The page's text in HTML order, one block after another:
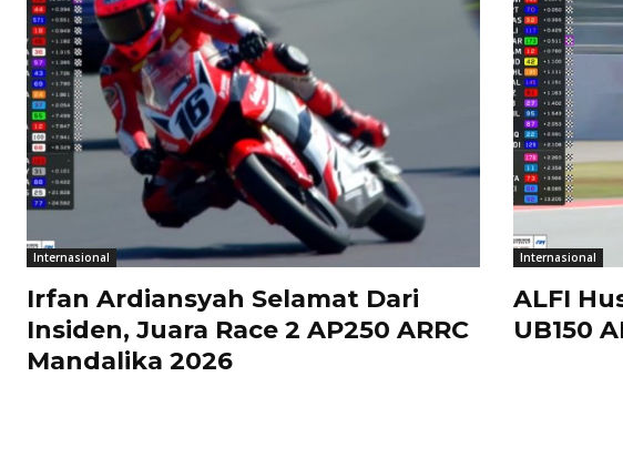
Internasional
Irfan Ardiansyah Selamat Dari
Insiden, Juara Race 2 AP250 ARRC
Mandalika 2026
Internasional
ALFI
UB150